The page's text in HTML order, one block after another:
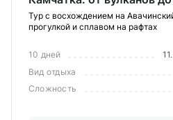
Тур с восхождением на
прогулкой и сплавом на рафтах
10 дней
Вид отдыха
Сложность